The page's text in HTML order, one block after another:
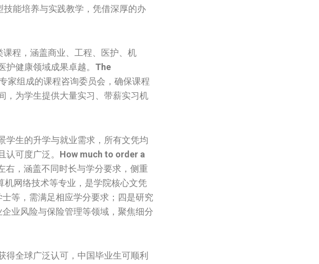
能培养与实践教学，凭借深厚的办
程，涵盖商业、工程、医护、机
健康领域成果卓越。 The
家组成的课程咨询委员会，确保课程
，为学生提供大量实习、带薪实习机
学生的升学与就业需求，所有文凭均
可度广泛。 How much to order a
右，涵盖不同时长与学分要求，侧重
网络技术等专业，是学院核心文凭
等，需满足相应学分要求；四是研究
业风险与保险管理等领域，聚焦细分
全球广泛认可，中国毕业生可顺利